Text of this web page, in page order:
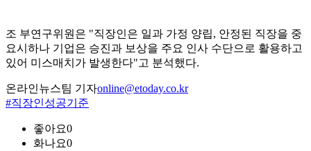
조 부연구위원은 "직장인은 일과 가정 양립, 안정된 직장을 중
요시하나 기업은 승진과 보상을 주요 인사 수단으로 활용하고
있어 미스매치가 발생한다"고 분석했다.
온라인뉴스팀 기자online@etoday.co.kr
#직장인성공기준
좋아요0
화나요0